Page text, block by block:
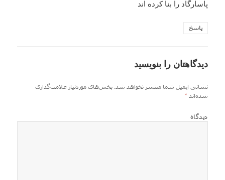
پاسارگاد را بنا کرده اند
پاسخ
دیدگاهتان را بنویسید
نشانی ایمیل شما منتشر نخواهد شد.
بخش‌های موردنیاز علامت‌گذاری
شده‌اند*
دیدگاه